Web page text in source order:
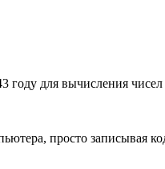
году для вычисления
просто записывая